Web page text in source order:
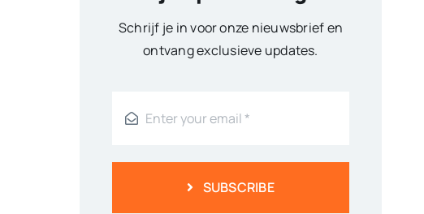
Schrijf je in voor onze nieuwsbrief en
ontvang exclusieve updates.
SUBSCRIBE